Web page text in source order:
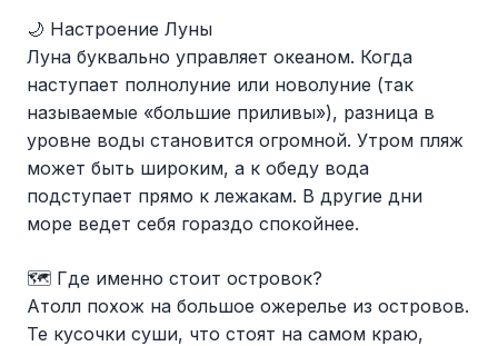
🌙 Настроение Луны
Луна буквально управляет океаном. Когда
наступает полнолуние или новолуние (так
называемые «большие приливы»), разница в
уровне воды становится огромной. Утром пляж
может быть широким, а к обеду вода
подступает прямо к лежакам. В другие дни
море ведет себя гораздо спокойнее.
🗺️ Где именно стоит островок?
Атолл похож на большое ожерелье из островов.
Те кусочки суши, что стоят на самом краю,